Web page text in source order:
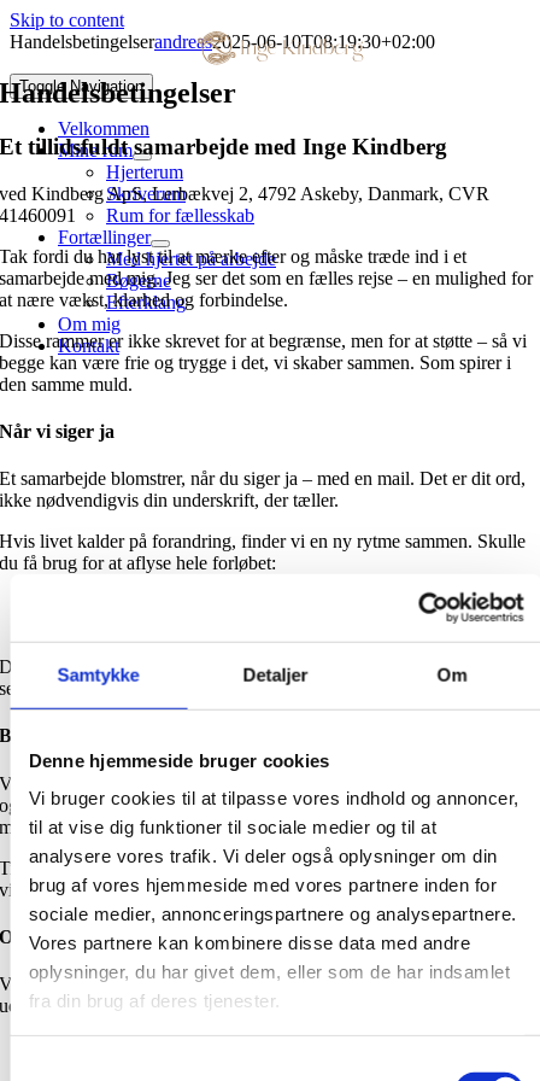
Samtykke Detaljer Om
Denne hjemmeside bruger cookies
Vi bruger cookies til at tilpasse vores indhold og annoncer,
til at vise dig funktioner til sociale medier og til at
analysere vores trafik. Vi deler også oplysninger om din
brug af vores hjemmeside med vores partnere inden for
sociale medier, annonceringspartnere og analysepartnere.
Vores partnere kan kombinere disse data med andre
oplysninger, du har givet dem, eller som de har indsamlet
fra din brug af deres tjenester.
Skip to content
Toggle Navigation
Velkommen
Mine rum
Hjerterum
Skriverum
Rum for fællesskab
Fortællinger
Med hjertet på arbejde
Bøgerne
Efterklang
Om mig
Kontakt
Handelsbetingelserandreas2025-06-10T08:19:30+02:00
Handelsbetingelser
Et tillidsfuldt samarbejde med Inge Kindberg
ved Kindberg ApS, Lerbækvej 2, 4792 Askeby, Danmark, CVR
41460091
Tak fordi du har lyst til at mærke efter og måske træde ind i et
samarbejde med mig. Jeg ser det som en fælles rejse – en mulighed for
at nære vækst, klarhed og forbindelse.
Disse rammer er ikke skrevet for at begrænse, men for at støtte – så vi
begge kan være frie og trygge i det, vi skaber sammen. Som spirer i
den samme muld.
Når vi siger ja
Et samarbejde blomstrer, når du siger ja – med en mail. Det er dit ord,
ikke nødvendigvis din underskrift, der tæller.
Hvis livet kalder på forandring, finder vi en ny rytme sammen. Skulle
du få brug for at aflyse hele forløbet:
Du kan vælge at sætte processen på pause i op til 3 måneder – herefter
ses det som en aflysning.
Bevægelse og justering
Vækst sker ikke altid efter plan. Mindre ændringer rummer vi med ro
og respekt. Større justeringer – hvor tid, budget eller energi skifter
markant – taler vi os frem til, så jorden stadig er nærende for begge.
Tidsplanen er en levende vejviser – ikke et stift kort. Det vigtigste er, at
vi følges ad i respekt og tillid.
Om betaling, rum og rejser
Vi bruger danske kroner, og priserne er ekskl. moms. Som
udgangspunkt betaler du: